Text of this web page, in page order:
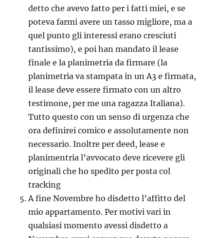
detto che avevo fatto per i fatti miei, e se
poteva farmi avere un tasso migliore, ma a
quel punto gli interessi erano cresciuti
tantissimo), e poi han mandato il lease
finale e la planimetria da firmare (la
planimetria va stampata in un A3 e firmata,
il lease deve essere firmato con un altro
testimone, per me una ragazza Italiana).
Tutto questo con un senso di urgenza che
ora definirei comico e assolutamente non
necessario. Inoltre per deed, lease e
planimentria l’avvocato deve ricevere gli
originali che ho spedito per posta col
tracking
A fine Novembre ho disdetto l’affitto del
mio appartamento. Per motivi vari in
qualsiasi momento avessi disdetto a